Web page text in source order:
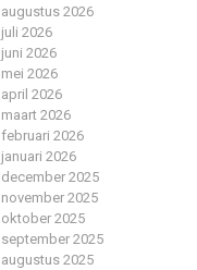
augustus 2026
juli 2026
juni 2026
mei 2026
april 2026
maart 2026
februari 2026
januari 2026
december 2025
november 2025
oktober 2025
september 2025
augustus 2025